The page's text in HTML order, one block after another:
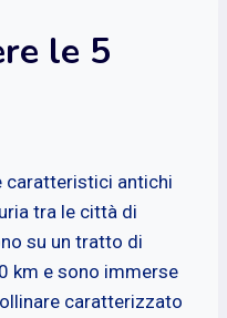
le 5
caratteristici antichi
tra le città di
su un tratto di
km e sono immerse
caratterizzato